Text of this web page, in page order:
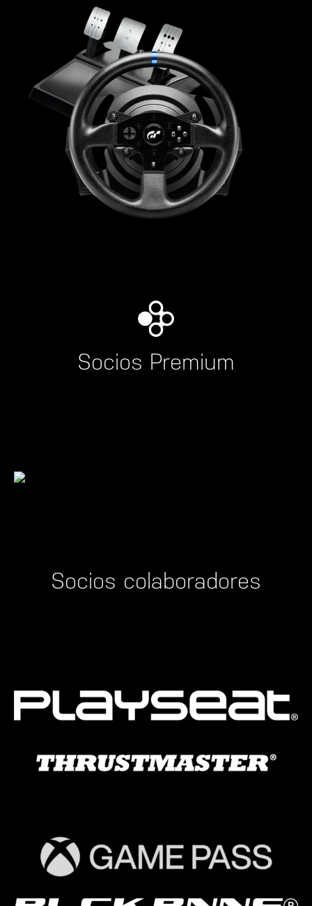
Socios Premium
Socios colaboradores